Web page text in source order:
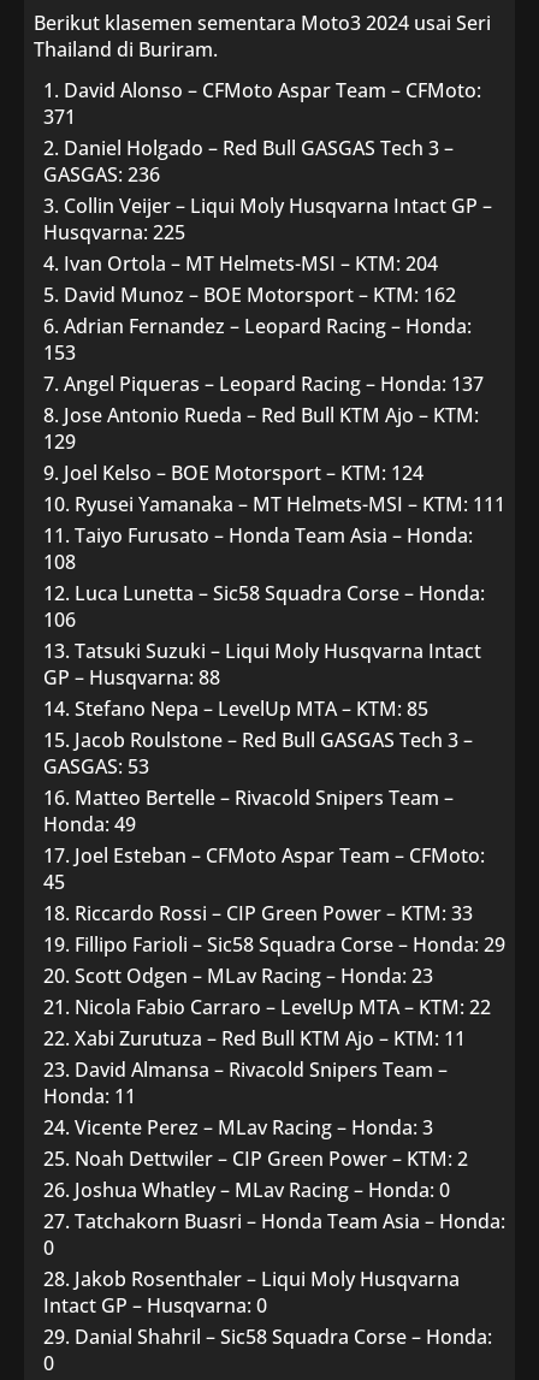
Berikut klasemen sementara Moto3 2024 usai Seri
Thailand di Buriram.
David Alonso – CFMoto Aspar Team – CFMoto:
371
Daniel Holgado – Red Bull GASGAS Tech 3 –
GASGAS: 236
Collin Veijer – Liqui Moly Husqvarna Intact GP –
Husqvarna: 225
Ivan Ortola – MT Helmets-MSI – KTM: 204
David Munoz – BOE Motorsport – KTM: 162
Adrian Fernandez – Leopard Racing – Honda:
153
Angel Piqueras – Leopard Racing – Honda: 137
Jose Antonio Rueda – Red Bull KTM Ajo – KTM:
129
Joel Kelso – BOE Motorsport – KTM: 124
Ryusei Yamanaka – MT Helmets-MSI – KTM: 111
Taiyo Furusato – Honda Team Asia – Honda:
108
Luca Lunetta – Sic58 Squadra Corse – Honda:
106
Tatsuki Suzuki – Liqui Moly Husqvarna Intact
GP – Husqvarna: 88
Stefano Nepa – LevelUp MTA – KTM: 85
Jacob Roulstone – Red Bull GASGAS Tech 3 –
GASGAS: 53
Matteo Bertelle – Rivacold Snipers Team –
Honda: 49
Joel Esteban – CFMoto Aspar Team – CFMoto:
45
Riccardo Rossi – CIP Green Power – KTM: 33
Fillipo Farioli – Sic58 Squadra Corse – Honda: 29
Scott Odgen – MLav Racing – Honda: 23
Nicola Fabio Carraro – LevelUp MTA – KTM: 22
Xabi Zurutuza – Red Bull KTM Ajo – KTM: 11
David Almansa – Rivacold Snipers Team –
Honda: 11
Vicente Perez – MLav Racing – Honda: 3
Noah Dettwiler – CIP Green Power – KTM: 2
Joshua Whatley – MLav Racing – Honda: 0
Tatchakorn Buasri – Honda Team Asia – Honda:
0
Jakob Rosenthaler – Liqui Moly Husqvarna
Intact GP – Husqvarna: 0
Danial Shahril – Sic58 Squadra Corse – Honda:
0